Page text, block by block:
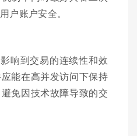
户账户安全。
响到交易的连续性和效
能在高并发访问下保持
免因技术故障导致的交